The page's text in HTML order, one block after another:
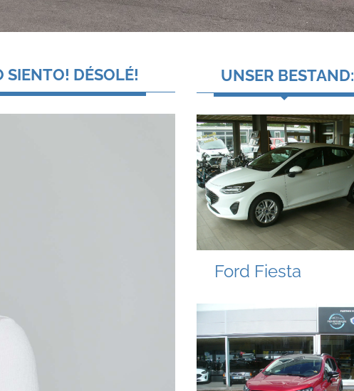
DÉSOLÉ! UNSER BESTAND:
Ford Fiesta